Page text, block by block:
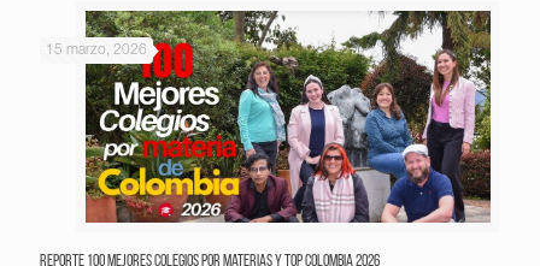
15 marzo, 2026
Reporte 100 Mejores Colegios por Materias y Top Colombia 2026